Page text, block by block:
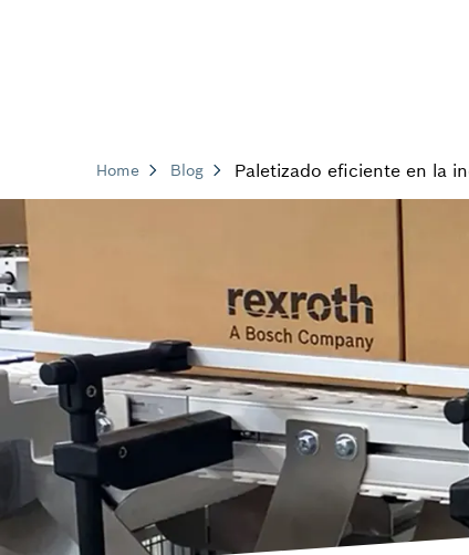
Home Blog Paletizado eficiente en la